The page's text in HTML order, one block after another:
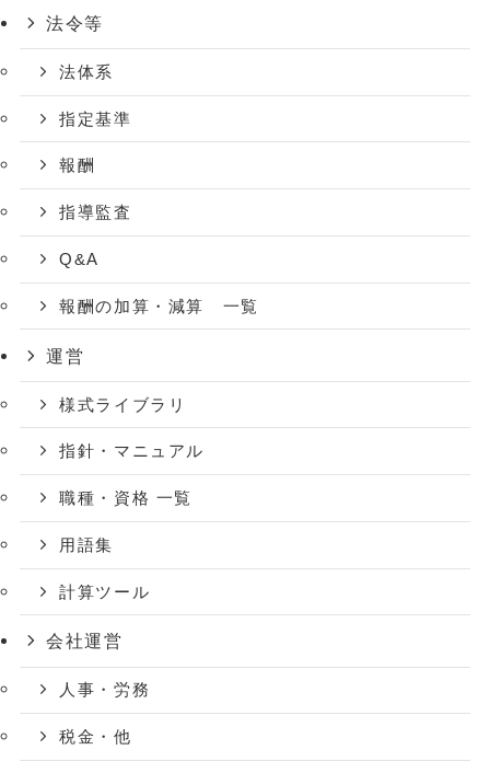
法令等
法体系
指定基準
報酬
指導監査
Q&A
報酬の加算・減算 一覧
運営
様式ライブラリ
指針・マニュアル
職種・資格 一覧
用語集
計算ツール
会社運営
人事・労務
税金・他